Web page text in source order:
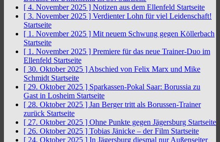
[ 4. November 2025 ] Notizen aus dem Ellenfeld Startseite
[ 3. November 2025 ] Verdienter Lohn für viel Leidenschaft!
Startseite
[ 1. November 2025 ] Mit neuem Schwung gegen Köllerbach
Startseite
[ 1. November 2025 ] Premiere für das neue Trainer-Duo im
Ellenfeld Startseite
[ 30. Oktober 2025 ] Abschied von Felix Marx und Mike
Schmidt Startseite
[ 29. Oktober 2025 ] Sparkassen-Pokal Saar: Borussia zu
Gast in Losheim Startseite
[ 28. Oktober 2025 ] Jan Berger tritt als Borussen-Trainer
zurück Startseite
[ 27. Oktober 2025 ] Ohne Punkte gegen Jägersburg Startseite
[ 26. Oktober 2025 ] Tobias Jänicke – der Film Startseite
[ 24. Oktober 2025 ] In Jägersburg diesmal nur Außenseiter